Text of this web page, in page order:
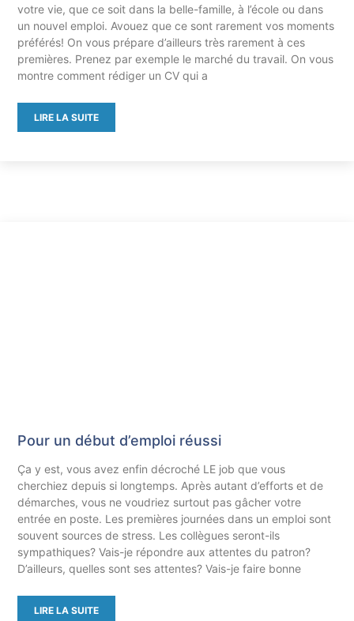
votre vie, que ce soit dans la belle-famille, à l’école ou dans
un nouvel emploi. Avouez que ce sont rarement vos moments
préférés! On vous prépare d’ailleurs très rarement à ces
premières. Prenez par exemple le marché du travail. On vous
montre comment rédiger un CV qui a
LIRE LA SUITE
Pour un début d’emploi réussi
Ça y est, vous avez enfin décroché LE job que vous
cherchiez depuis si longtemps. Après autant d’efforts et de
démarches, vous ne voudriez surtout pas gâcher votre
entrée en poste. Les premières journées dans un emploi sont
souvent sources de stress. Les collègues seront-ils
sympathiques? Vais-je répondre aux attentes du patron?
D’ailleurs, quelles sont ses attentes? Vais-je faire bonne
LIRE LA SUITE